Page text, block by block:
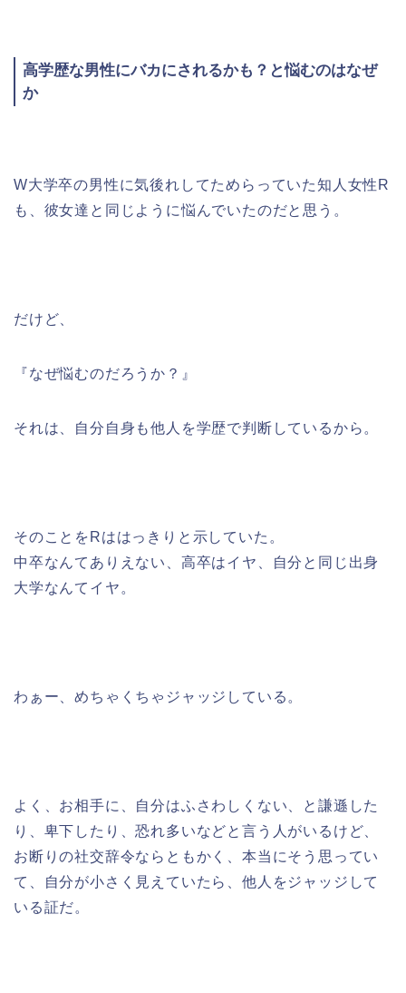
高学歴な男性にバカにされるかも？と悩むのはなぜ
か
W大学卒の男性に気後れしてためらっていた知人女性R
も、彼女達と同じように悩んでいたのだと思う。
だけど、
『なぜ悩むのだろうか？』
それは、自分自身も他人を学歴で判断しているから。
そのことをRははっきりと示していた。
中卒なんてありえない、高卒はイヤ、自分と同じ出身
大学なんてイヤ。
わぁー、めちゃくちゃジャッジしている。
よく、お相手に、自分はふさわしくない、と謙遜した
り、卑下したり、恐れ多いなどと言う人がいるけど、
お断りの社交辞令ならともかく、本当にそう思ってい
て、自分が小さく見えていたら、他人をジャッジして
いる証だ。